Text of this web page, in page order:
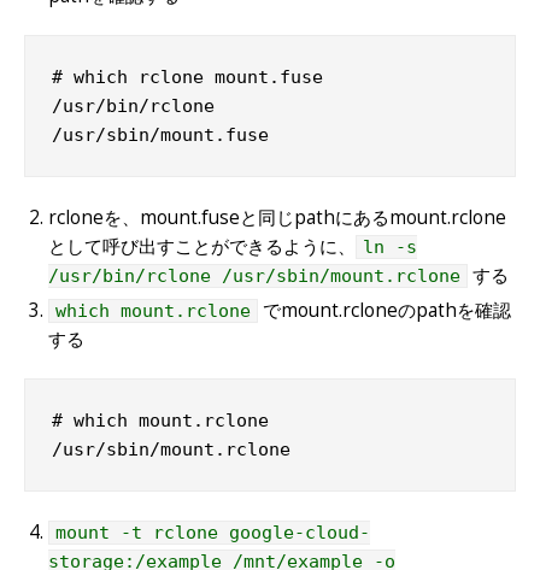
# which rclone mount.fuse
/usr/bin/rclone
/usr/sbin/mount.fuse
rcloneを、mount.fuseと同じpathにあるmount.rclone
として呼び出すことができるように、
ln -s
/usr/bin/rclone /usr/sbin/mount.rclone する
which mount.rclone
でmount.rcloneのpathを確認
する
# which mount.rclone
/usr/sbin/mount.rclone
mount -t rclone google-cloud-
storage:/example /mnt/example -o